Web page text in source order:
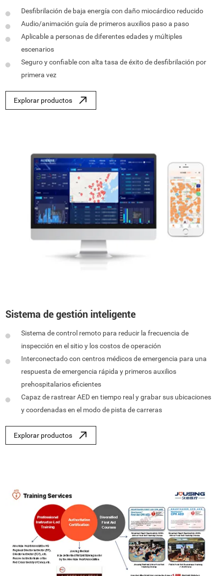
Desfibrilación de baja energía con daño miocárdico reducido
Audio/animación guía de primeros auxilios paso a paso
Aplicable a personas de diferentes edades y múltiples
escenarios
Seguro y confiable con alta tasa de éxito de desfibrilación por
primera vez
Explorar productos
Sistema de gestión inteligente
Sistema de control remoto para reducir la frecuencia de
inspección en el sitio y los costos de operación
Interconectado con centros médicos de emergencia para una
respuesta de emergencia rápida y primeros auxilios
prehospitalarios eficientes
Capaz de rastrear AED en tiempo real y grabar sus ubicaciones
y coordenadas en el modo de pista de carreras
Explorar productos